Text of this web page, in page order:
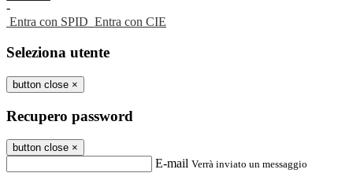
-
Entra con SPID Entra con CIE
Seleziona utente
button close ×
Recupero password
button close ×
E-mail Verrà inviato un messaggio